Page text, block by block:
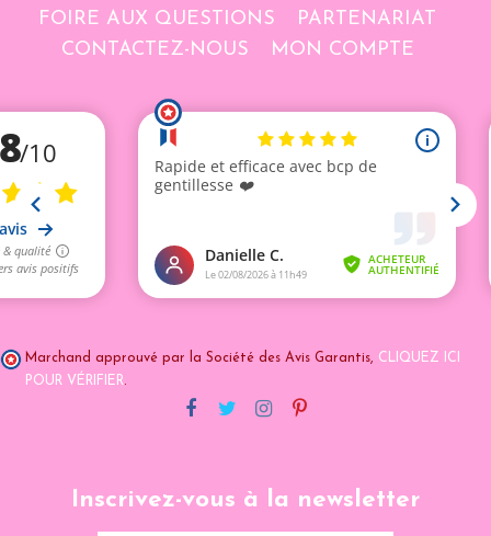
FOIRE AUX QUESTIONS
PARTENARIAT
CONTACTEZ-NOUS
MON COMPTE
Marchand approuvé par la Société des Avis Garantis, CLIQUEZ ICI
POUR VÉRIFIER.
Inscrivez-vous à la newsletter